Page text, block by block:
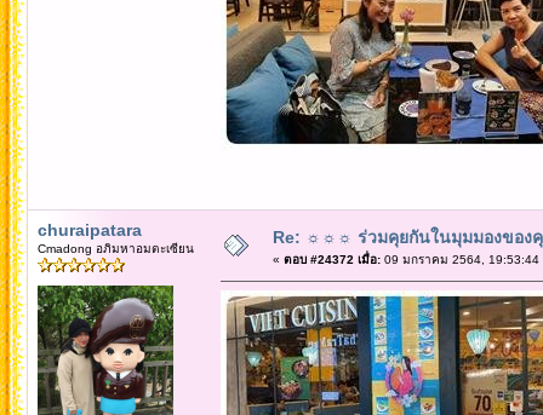
churaipatara
Cmadong อภิมหาอมตะเซียน
Re: ☼☼☼ ร่วมคุยกันในมุมมองของ
« ตอบ #24372 เมื่อ:09 มกราคม 2564, 19:53:44